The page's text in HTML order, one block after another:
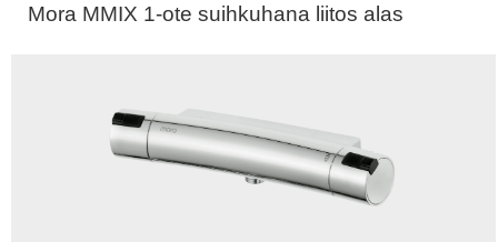
Mora MMIX 1-ote suihkuhana liitos alas